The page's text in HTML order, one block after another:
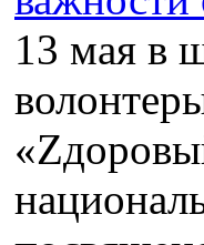
13 мая в